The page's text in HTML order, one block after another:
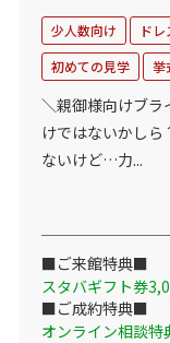
少人数向け ド
初めての見学
挙
＼親御様向けブラ
けではないかし
ないけど…力...
■ご来館特典■
スタバギフト券
■ご成約特典■
オンライン相談特